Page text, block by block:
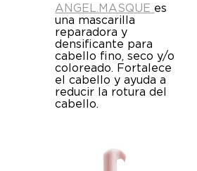
ANGEL.MASQUE es
una mascarilla
reparadora y
densificante para
cabello fino, seco y/o
coloreado. Fortalece
el cabello y ayuda a
reducir la rotura del
cabello.